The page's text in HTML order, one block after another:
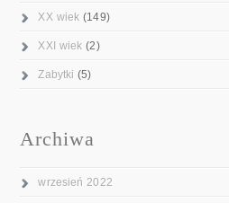
XX wiek (149)
XXI wiek (2)
Zabytki (5)
Archiwa
wrzesień 2022